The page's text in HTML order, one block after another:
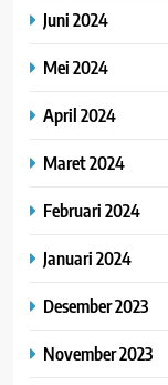
Juni 2024
Mei 2024
April 2024
Maret 2024
Februari 2024
Januari 2024
Desember 2023
November 2023